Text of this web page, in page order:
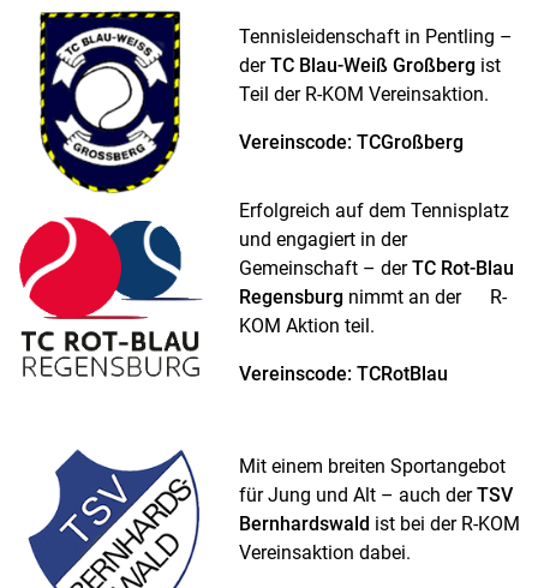
Tennisleidenschaft in Pentling –
derTC Blau-Weiß Großbergist
Teil der R-KOM Vereinsaktion.
Vereinscode: TCGroßberg
Erfolgreich auf dem Tennisplatz
und engagiert in der
Gemeinschaft – derTC Rot-Blau
Regensburgnimmt an der R-
KOM Aktion teil.
Vereinscode: TCRotBlau
Mit einem breiten Sportangebot
für Jung und Alt – auch derTSV
Bernhardswald ist bei der R-KOM
Vereinsaktion dabei.